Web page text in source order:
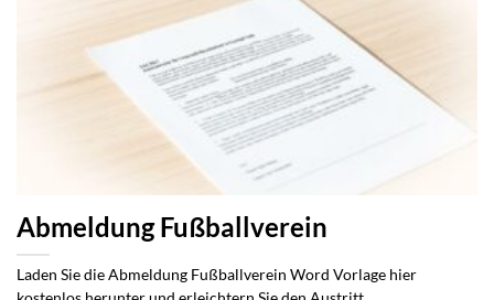
Abmeldung Fußballverein
Laden Sie die Abmeldung Fußballverein Word Vorlage hier